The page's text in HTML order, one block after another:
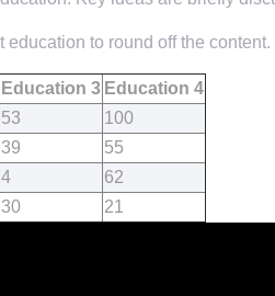
to round off the content.
Education 3 Education 4
53
100
39
55
4
62
30 21